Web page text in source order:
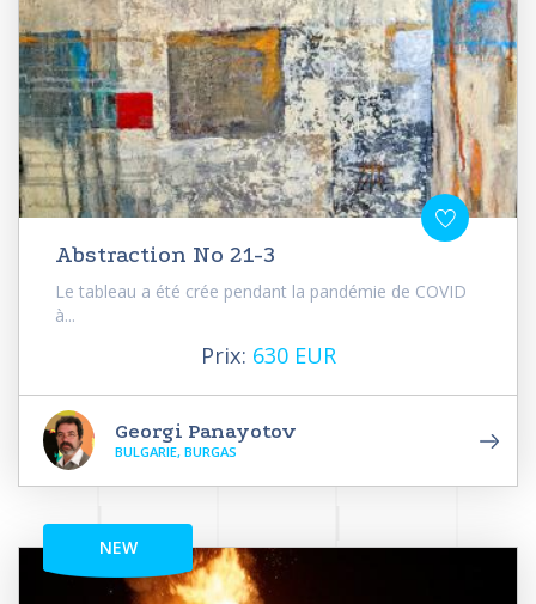
Abstraction No 21-3
Le tableau a été crée pendant la pandémie de COVID
à...
Prix: 630 EUR
Georgi Panayotov
BULGARIE, BURGAS
NEW